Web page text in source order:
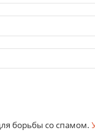
борьбы со спамом.